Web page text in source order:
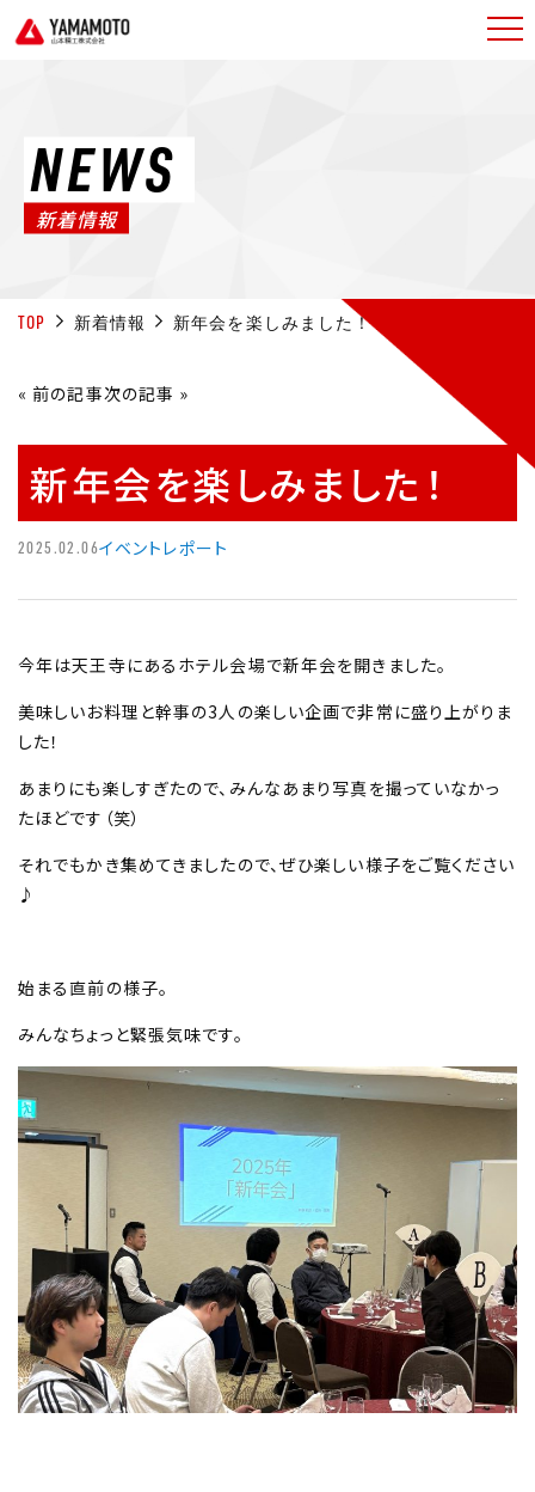
NEWS
新着情報
TOP 新着情報 新年会を楽しみました！
« 前の記事次の記事 »
新年会を楽しみました！
2025.02.06イベントレポート
今年は天王寺にあるホテル会場で新年会を開きました。
美味しいお料理と幹事の3人の楽しい企画で非常に盛り上がりま
した！
あまりにも楽しすぎたので、みんなあまり写真を撮っていなかっ
たほどです（笑）
それでもかき集めてきましたので、ぜひ楽しい様子をご覧ください
♪
始まる直前の様子。
みんなちょっと緊張気味です。